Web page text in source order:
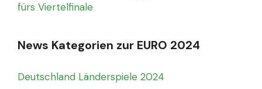
fürs Viertelfinale
News Kategorien zur EURO 2024
Deutschland Länderspiele 2024